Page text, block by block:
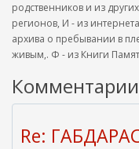
родственников и из
регионов, И - из
архива о пребывании в
живым,. Ф - из Книги
Комментарии
Re: